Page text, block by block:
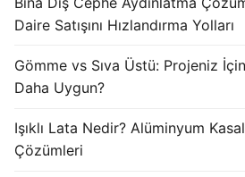
İç Mekan LED
Daire Satışını Hızlandırma Yolları
Gömme vs Sıva Üstü: Projeniz
Daha Uygun?
Işıklı Lata Nedir? Alüminyum
Çözümleri